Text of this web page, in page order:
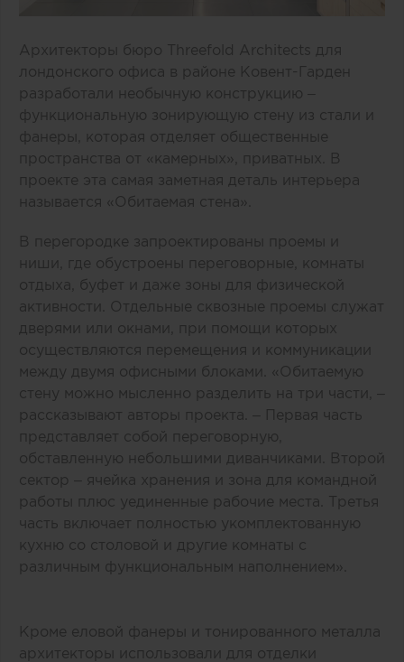
Архитекторы бюро Threefold Architects для
лондонского офиса в районе Ковент-Гарден
разработали необычную конструкцию –
функциональную зонирующую стену из стали и
фанеры, которая отделяет общественные
пространства от «камерных», приватных. В
проекте эта самая заметная деталь интерьера
называется «Обитаемая стена».
В перегородке запроектированы проемы и
ниши, где обустроены переговорные, комнаты
отдыха, буфет и даже зоны для физической
активности. Отдельные сквозные проемы служат
дверями или окнами, при помощи которых
осуществляются перемещения и коммуникации
между двумя офисными блоками. «Обитаемую
стену можно мысленно разделить на три части, –
рассказывают авторы проекта. – Первая часть
представляет собой переговорную,
обставленную небольшими диванчиками. Второй
сектор – ячейка хранения и зона для командной
работы плюс уединенные рабочие места. Третья
часть включает полностью укомплектованную
кухню со столовой и другие комнаты с
различным функциональным наполнением».
Кроме еловой фанеры и тонированного металла
архитекторы использовали для отделки